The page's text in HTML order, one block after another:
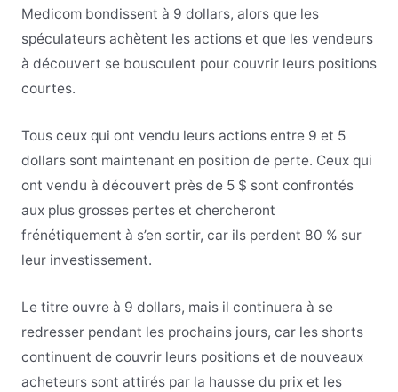
Medicom bondissent à 9 dollars, alors que les
spéculateurs achètent les actions et que les vendeurs
à découvert se bousculent pour couvrir leurs positions
courtes.
Tous ceux qui ont vendu leurs actions entre 9 et 5
dollars sont maintenant en position de perte. Ceux qui
ont vendu à découvert près de 5 $ sont confrontés
aux plus grosses pertes et chercheront
frénétiquement à s’en sortir, car ils perdent 80 % sur
leur investissement.
Le titre ouvre à 9 dollars, mais il continuera à se
redresser pendant les prochains jours, car les shorts
continuent de couvrir leurs positions et de nouveaux
acheteurs sont attirés par la hausse du prix et les